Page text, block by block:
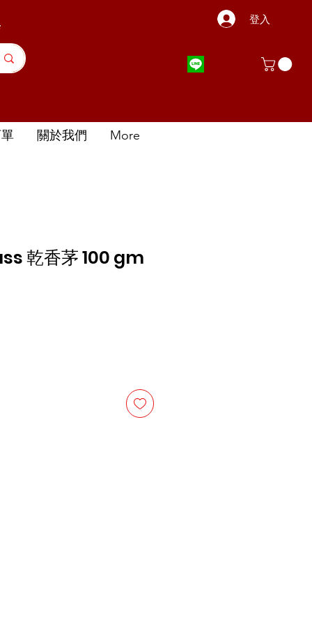
登入
關於我們 More
乾香茅 100 gm